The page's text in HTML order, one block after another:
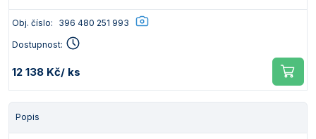
Obj. číslo: 396 480 251 993
Dostupnost:
12 138 Kč/ ks
Popis